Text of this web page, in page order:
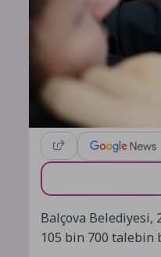
Balçova Belediyesi,
105 bin 700 talebin